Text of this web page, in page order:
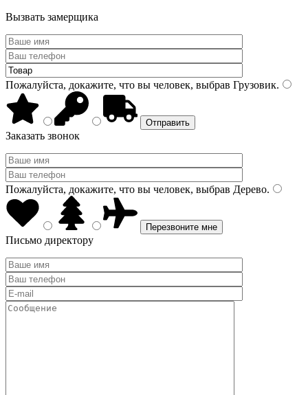
Вызвать замерщика
Пожалуйста, докажите, что вы человек, выбрав Грузовик.
Заказать звонок
Пожалуйста, докажите, что вы человек, выбрав Дерево.
Письмо директору